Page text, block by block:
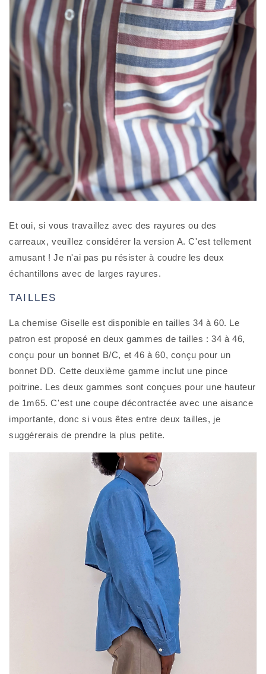
Et oui, si vous travaillez avec des rayures ou des
carreaux, veuillez considérer la version A. C'est tellement
amusant ! Je n'ai pas pu résister à coudre les deux
échantillons avec de larges rayures.
TAILLES
La chemise Giselle est disponible en tailles 34 à 60. Le
patron est proposé en deux gammes de tailles : 34 à 46,
conçu pour un bonnet B/C, et 46 à 60, conçu pour un
bonnet DD. Cette deuxième gamme inclut une pince
poitrine. Les deux gammes sont conçues pour une hauteur
de 1m65. C'est une coupe décontractée avec une aisance
importante, donc si vous êtes entre deux tailles, je
suggérerais de prendre la plus petite.